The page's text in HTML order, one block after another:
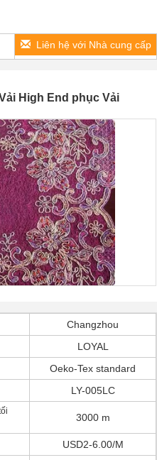
Liên hệ với Nhà cung cấp
High End phục Vải
Changzhou
LOYAL
Oeko-Tex standard
LY-005LC
3000 m
USD2-6.00/M